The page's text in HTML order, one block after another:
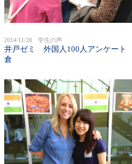
2014/11/28 学生の声
井戸ゼミ 外国人100人アンケー
倉